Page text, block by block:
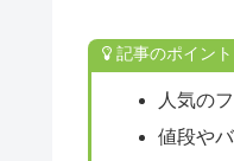
記事のポイント
人気の
値段や